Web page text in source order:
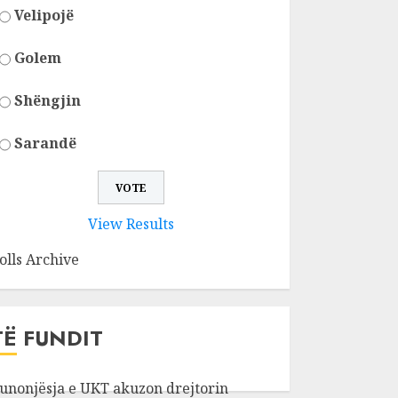
Velipojë
Golem
Shëngjin
Sarandë
View Results
Archive
FUNDIT
e UKT akuzon drejtorin